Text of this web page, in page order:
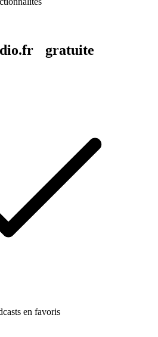
gratuite
en favoris